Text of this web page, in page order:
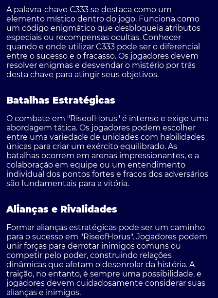
A palavra-chave C333 se destaca como um
elemento místico dentro do jogo. Funciona como
um código enigmático que desbloqueia atributos
especiais ou recompensas ocultas. Conhecer
quando e onde utilizar C333 pode ser o diferencial
entre o sucesso e o fracasso. Os jogadores devem
resolver enigmas e desvendar o mistério por trás
desta chave para atingir seus objetivos.
Batalhas Estratégicas
O combate em "RiseofHorus" é intenso e exige uma
abordagem tática. Os jogadores podem escolher
entre uma variedade de unidades com habilidades
únicas para criar um exército equilibrado. As
batalhas ocorrem em arenas impressionantes, e a
colaboração em equipe ou um entendimento
individual dos pontos fortes e fracos dos adversários
são fundamentais para a vitória.
Alianças e Rivalidades
Formar alianças estratégicas pode ser um caminho
para o sucesso em "RiseofHorus". Jogadores podem
unir forças para derrotar inimigos comuns ou
competir pelo poder, construindo relações
dinâmicas que afetam o desenrolar da história. A
traição, no entanto, é sempre uma possibilidade, e
jogadores devem cuidadosamente considerar suas
alianças e inimigos.